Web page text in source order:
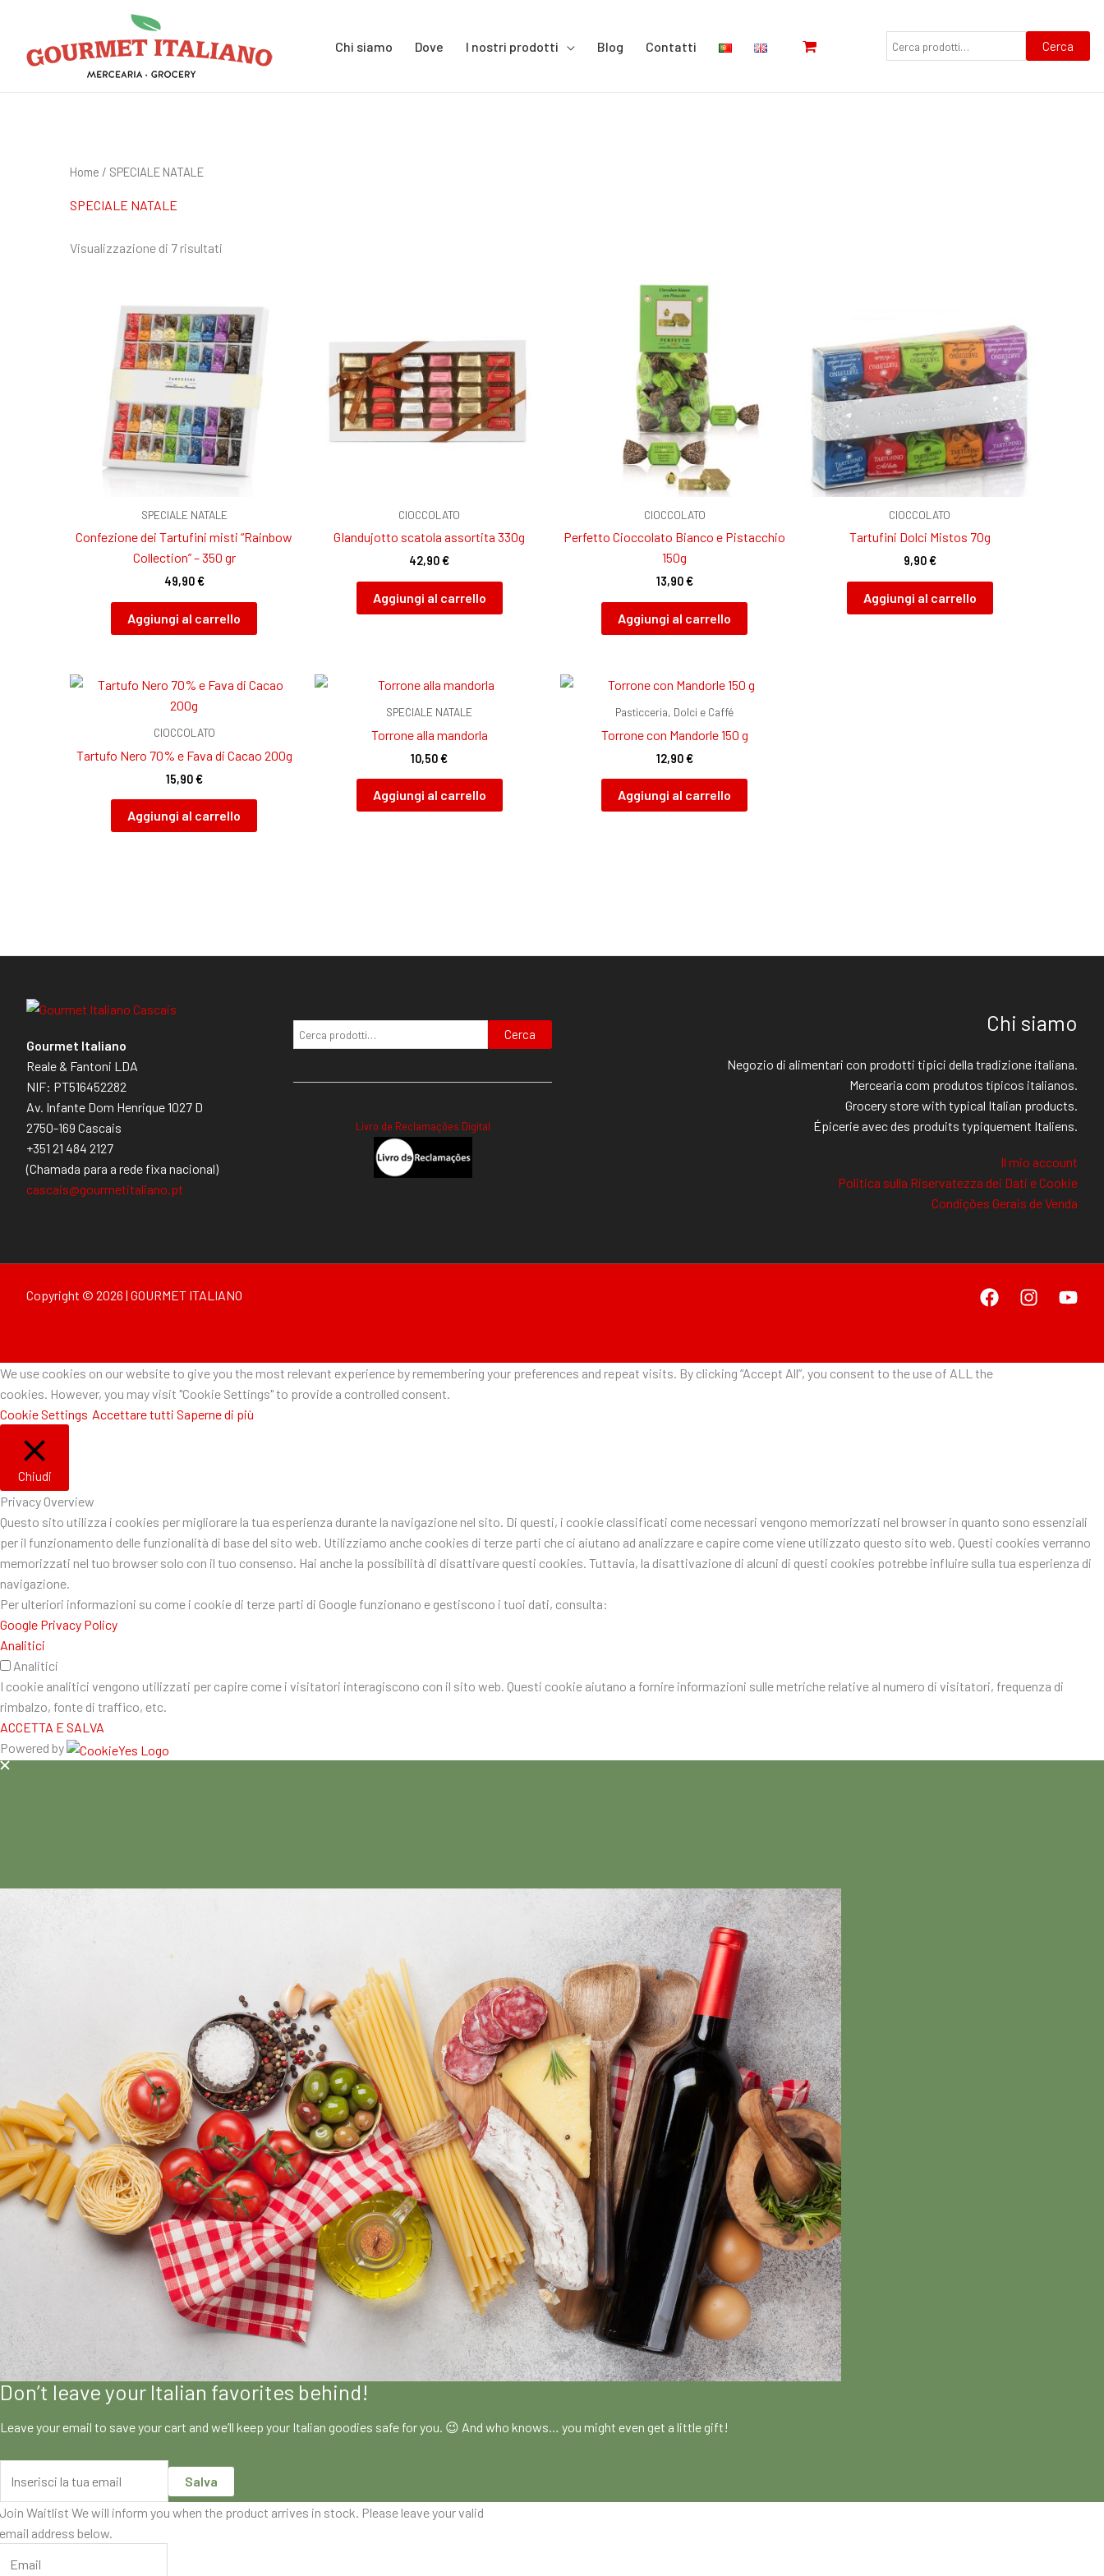
contenuto
Chi siamo Dove I nostri prodotti Blog Contatti Cerca
Home / SPECIALE NATALE
SPECIALE NATALE
Visualizzazione di 7 risultati
SPECIALE NATALE
Confezione dei Tartufini misti “Rainbow
Collection” – 350 gr
49,90€
Aggiungi al carrello
CIOCCOLATO
GIandujotto scatola assortita 330g
42,90€
Aggiungi al carrello
CIOCCOLATO
Perfetto Cioccolato Bianco e Pistacchio
150g
13,90€
Aggiungi al carrello
CIOCCOLATO
Tartufini Dolci Mistos 70g
9,90€
Aggiungi al carrello
CIOCCOLATO
Tartufo Nero 70% e Fava di Cacao 200g
15,90€
Aggiungi al carrello
SPECIALE NATALE
Torrone alla mandorla
10,50€
Aggiungi al carrello
Pasticceria, Dolci e Caffé
Torrone con Mandorle 150 g
12,90€
Aggiungi al carrello
Gourmet Italiano
Reale & Fantoni LDA
NIF: PT516452282
Av. Infante Dom Henrique 1027 D
2750-169 Cascais
+351 21 484 2127
(Chamada para a rede fixa nacional)
cascais@gourmetitaliano.pt
Cerca
Livro de Reclamações Digital
Chi siamo
Negozio di alimentari con prodotti tipici della tradizione italiana.
Mercearia com produtos típicos italianos.
Grocery store with typical Italian products.
Épicerie avec des produits typiquement Italiens.
Il mio account
Politica sulla Riservatezza dei Dati e Cookie
Condições Gerais de Venda
Copyright © 2026 | GOURMET ITALIANO
We use cookies on our website to give you the most relevant experience by remembering your preferences and repeat visits. By clicking “Accept All”, you consent to the use of ALL the
cookies. However, you may visit "Cookie Settings" to provide a controlled consent.
Cookie Settings Accettare tutti Saperne di più
Chiudi
Privacy Overview
Questo sito utilizza i cookies per migliorare la tua esperienza durante la navigazione nel sito. Di questi, i cookie classificati come necessari vengono memorizzati nel browser in quanto sono essenziali
per il funzionamento delle funzionalità di base del sito web. Utilizziamo anche cookies di terze parti che ci aiutano ad analizzare e capire come viene utilizzato questo sito web. Questi cookies verranno
memorizzati nel tuo browser solo con il tuo consenso. Hai anche la possibilità di disattivare questi cookies. Tuttavia, la disattivazione di alcuni di questi cookies potrebbe influire sulla tua esperienza di
navigazione.
Per ulteriori informazioni su come i cookie di terze parti di Google funzionano e gestiscono i tuoi dati, consulta:
Google Privacy Policy
Analitici
Analitici
I cookie analitici vengono utilizzati per capire come i visitatori interagiscono con il sito web. Questi cookie aiutano a fornire informazioni sulle metriche relative al numero di visitatori, frequenza di
rimbalzo, fonte di traffico, etc.
ACCETTA E SALVA
Powered by
Don’t leave your Italian favorites behind!
Leave your email to save your cart and we’ll keep your Italian goodies safe for you. 😉 And who knows… you might even get a little gift!
Salva
Join Waitlist We will inform you when the product arrives in stock. Please leave your valid
email address below.